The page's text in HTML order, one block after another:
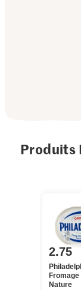
Produits
2.75
Nature